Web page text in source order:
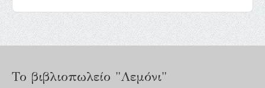
Το βιβλιοπωλείο "Λεμόνι"